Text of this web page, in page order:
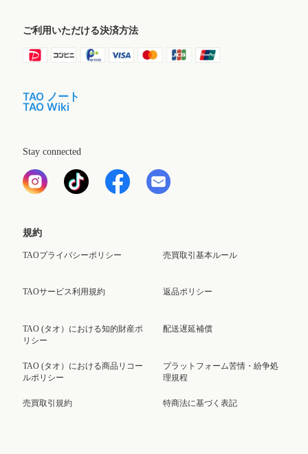
ご利用いただける決済方法
TAO ノート
TAO Wiki
Stay connected
規約
TAOプライバシーポリシー
TAOサービス利用規約
TAO (タオ）における知的財産ポ
リシー
TAO (タオ）における商品リコー
ルポリシー
売買取引規約
売買取引基本ルール
返品ポリシー
配送遅延補償
プラットフォーム苦情・紛争処
理規程
特商法に基づく表記